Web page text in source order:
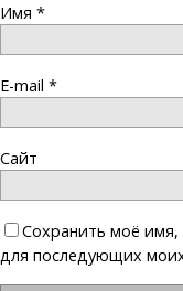
Имя *
E-mail *
Сайт
Сохранить моё имя,
для последующих